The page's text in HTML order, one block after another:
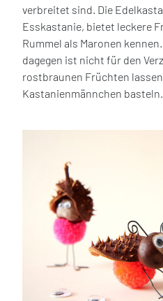
verbreitet sind. Die
Esskastanie, bietet leckere
Rummel als Maronen
dagegen ist nicht für den
rostbraunen Früchten
Kastanienmännchen basteln.